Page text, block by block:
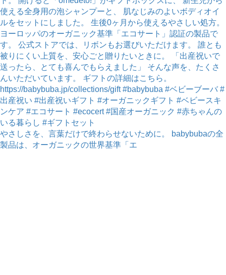
やさしさを、言葉だけで終わらせないために。 babybubaの全
製品は、オーガニックの世界基準「エ